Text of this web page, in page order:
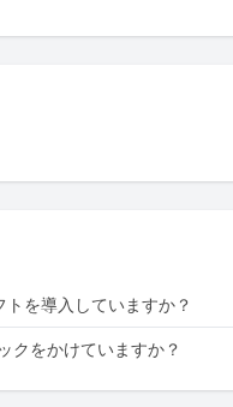
を導入していますか？
クをかけていますか？